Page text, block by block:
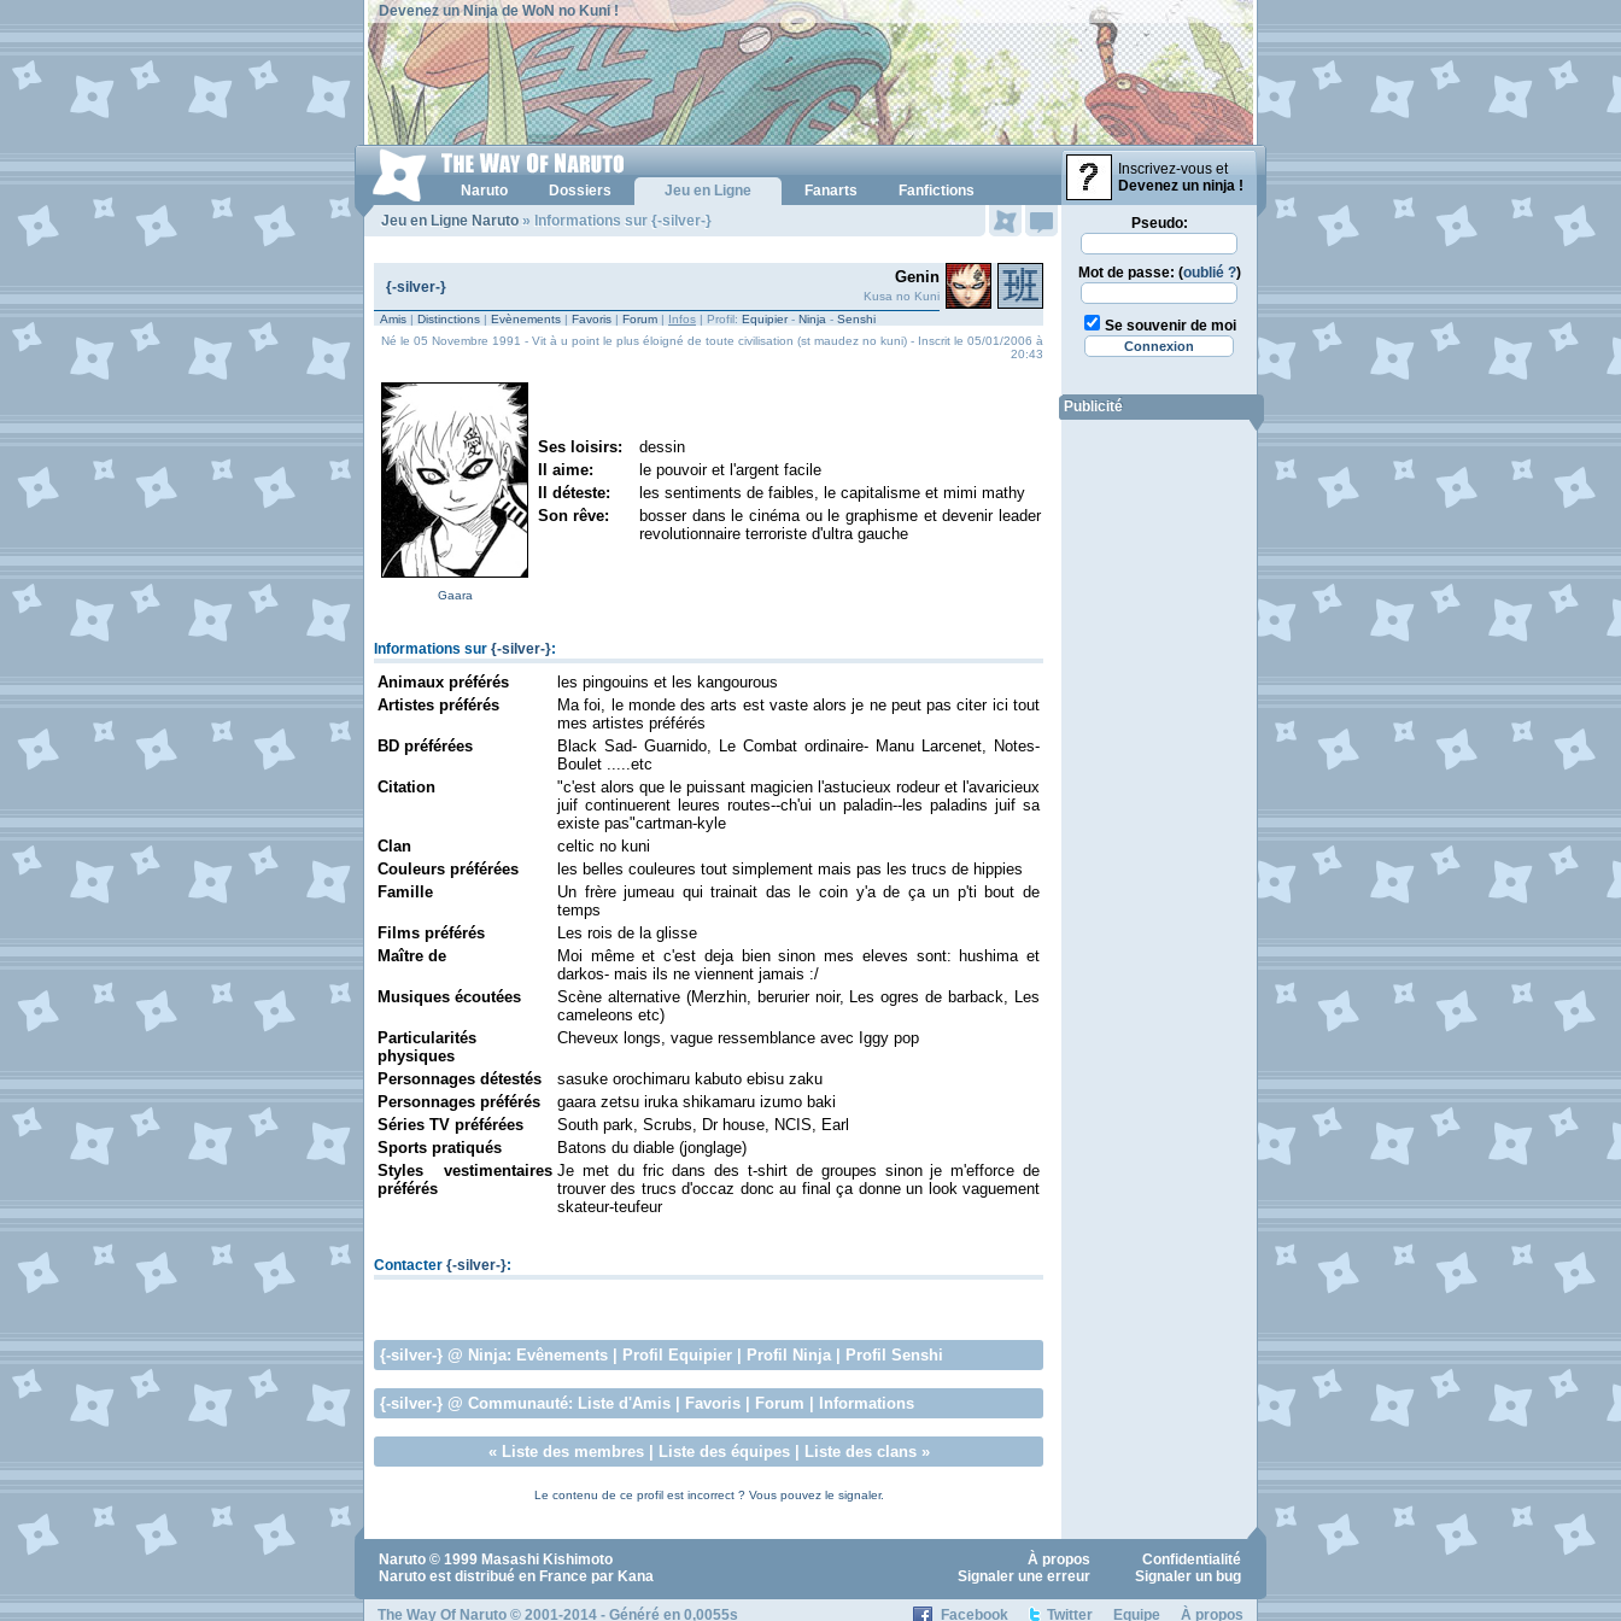
Devenez un Ninja de WoN no Kuni !
Inscrivez-vous et
Devenez un ninja !
Naruto Dossiers Jeu en Ligne Fanarts
Fanfictions
Jeu en Ligne Naruto » Informations sur {-silver-}
{-silver-}
Genin
Kusa no Kuni
Amis | Distinctions | Evènements | Favoris | Forum | Infos | Profil: Equipier- Ninja - Senshi
Né le 05 Novembre 1991 - Vit à u point le plus éloigné de toute civilisation (st maudez no kuni) - Inscrit le 05/01/2006 à
20:43
Gaara
Ses loisirs:
dessin
Il aime:
le pouvoir et l'argent facile
Il déteste:
les sentiments de faibles, le capitalisme et mimi mathy
Son rêve:
bosser dans le cinéma ou le graphisme et devenir leader
revolutionnaire terroriste d'ultra gauche
Informations sur {-silver-}:
Animaux préférés
les pingouins et les kangourous
Artistes préférés
Ma foi, le monde des arts est vaste alors je ne peut pas citer ici tout
mes artistes préférés
BD préférées
Black Sad- Guarnido, Le Combat ordinaire- Manu Larcenet, Notes-
Boulet .....etc
Citation
"c'est alors que le puissant magicien l'astucieux rodeur et l'avaricieux
juif continuerent leures routes--ch'ui un paladin--les paladins juif sa
existe pas"cartman-kyle
Clan
celtic no kuni
Couleurs préférées
les belles couleures tout simplement mais pas les trucs de hippies
Famille
Un frère jumeau qui trainait das le coin y'a de ça un p'ti bout de
temps
Films préférés
Les rois de la glisse
Maître de
Moi même et c'est deja bien sinon mes eleves sont: hushima et
darkos- mais ils ne viennent jamais :/
Musiques écoutées
Scène alternative (Merzhin, berurier noir, Les ogres de barback, Les
cameleons etc)
Particularités
physiques
Cheveux longs, vague ressemblance avec Iggy pop
Personnages détestés
sasuke orochimaru kabuto ebisu zaku
Personnages préférés
gaara zetsu iruka shikamaru izumo baki
Séries TV préférées
South park, Scrubs, Dr house, NCIS, Earl
Sports pratiqués
Batons du diable (jonglage)
Styles vestimentaires
préférés
Je met du fric dans des t-shirt de groupes sinon je m'efforce de
trouver des trucs d'occaz donc au final ça donne un look vaguement
skateur-teufeur
Contacter {-silver-}:
{-silver-} @ Ninja: Evênements Profil Equipier Profil Ninja| Profil Senshi
{-silver-} @ Communauté: Liste d'Amis Favoris Forum Informations
« Liste des membres| Liste des équipes| Liste des clans»
Le contenu de ce profil est incorrect ? Vous pouvez le signaler.
Pseudo:
Mot de passe: (oublié ?)
Se souvenir de moi
Publicité
Naruto © 1999 Masashi Kishimoto
Naruto est distribué en France par Kana
Confidentialité
À propos
Signaler un bug
Signaler une erreur
Facebook Twitter Equipe À propos
The Way Of Naruto © 2001-2014 - Généré en 0,0055s